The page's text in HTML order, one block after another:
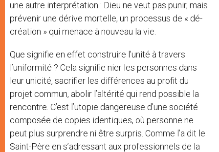
une autre interprétation : Dieu ne veut pas punir, mais
prévenir une dérive mortelle, un processus de « dé-
création » qui menace à nouveau la vie.
Que signifie en effet construire l’unité à travers
l’uniformité ? Cela signifie nier les personnes dans
leur unicité, sacrifier les différences au profit du
projet commun, abolir l’altérité qui rend possible la
rencontre. C’est l’utopie dangereuse d’une société
composée de copies identiques, où personne ne
peut plus surprendre ni être surpris. Comme l’a dit le
Saint-Père en s’adressant aux professionnels de la